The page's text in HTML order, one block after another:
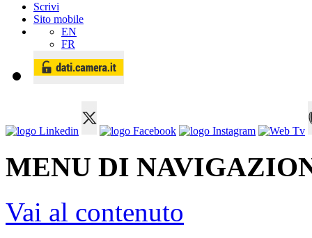
Scrivi
Sito mobile
EN
FR
MENU DI
Vai al contenuto